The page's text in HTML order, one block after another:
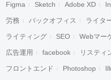
Figma Sketch Adobe XD
労務 バックオフィス ライタ
ライティング SEO Webマー
広告運用 facebook リスティ
フロントエンド Photoshop